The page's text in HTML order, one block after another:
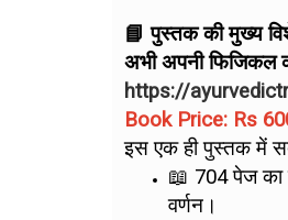
📘 पुस्तक की मुख्य
अभी अपनी फिजिकल
https://
Book Price: Rs
इस एक ही पुस्तक में
📖 704 पेज का
वर्णन।